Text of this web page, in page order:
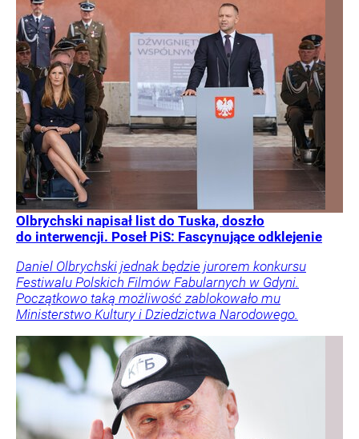
Olbrychski napisał list do Tuska, doszło
do interwencji. Poseł PiS: Fascynujące odklejenie
Daniel Olbrychski jednak będzie jurorem konkursu
Festiwalu Polskich Filmów Fabularnych w Gdyni.
Początkowo taką możliwość zablokowało mu
Ministerstwo Kultury i Dziedzictwa Narodowego.